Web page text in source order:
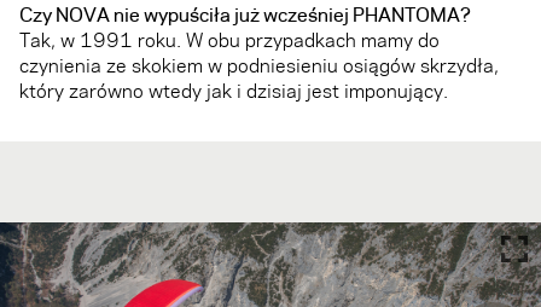
Czy NOVA nie wypuściła już wcześniej PHANTOMA?
Tak, w 1991 roku. W obu przypadkach mamy do
czynienia ze skokiem w podniesieniu osiągów skrzydła,
który zarówno wtedy jak i dzisiaj jest imponujący.